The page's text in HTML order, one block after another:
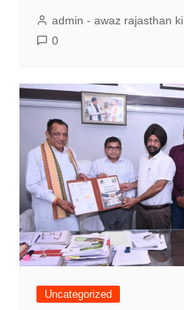
admin - awaz rajasthan ki
0
Uncategorized